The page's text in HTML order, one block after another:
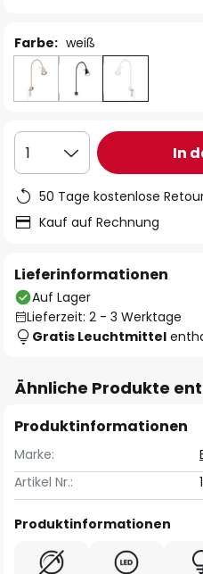
Farbe: weiß
1 In
50 Tage kostenlose
Kauf auf Rechnung
Lieferinformationen
Auf Lager
Lieferzeit: 2 - 3 Werktage
Gratis Leuchtmittel
Ähnliche Produkte
Produktinformationen
Marke:
Artikel Nr.:
Produktinformationen